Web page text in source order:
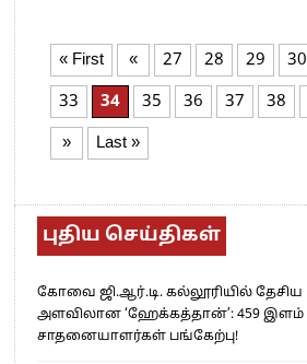
« First « 27 28 29 30
33
34 35 36 37 38
»
Last »
புதிய செய்திகள்
கோவை ஜி.ஆர்.டி. கல்லூரியில் தேசிய
அளவிலான ‘ஹேக்கத்தான்’: 459 இளம்
சாதனையாளர்கள் பங்கேற்பு!